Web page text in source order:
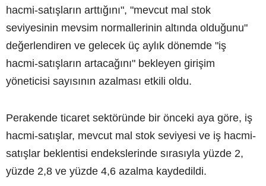
hacmi-satışların arttığını", "mevcut mal stok
seviyesinin mevsim normallerinin altında olduğunu"
değerlendiren ve gelecek üç aylık dönemde "iş
hacmi-satışların artacağını" bekleyen girişim
yöneticisi sayısının azalması etkili oldu.
Perakende ticaret sektöründe bir önceki aya göre, iş
hacmi-satışlar, mevcut mal stok seviyesi ve iş hacmi-
satışlar beklentisi endekslerinde sırasıyla yüzde 2,
yüzde 2,8 ve yüzde 4,6 azalma kaydedildi.